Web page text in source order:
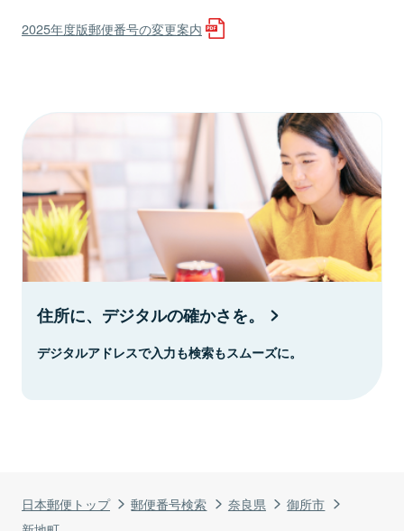
日本郵便トップ 郵便番号検索 奈良県
御所市
2025年度版郵便番号の変更案内
住所に、デジタルの確かさを。
デジタルアドレスで入力も検索もスムーズに。